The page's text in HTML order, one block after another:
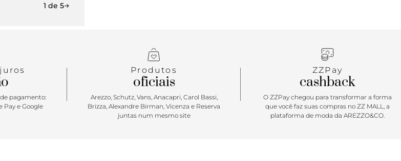
1 de 5
pagamento:
Pay e Google
Produtos
oficiais
Arezzo, Schutz, Vans, Anacapri, Carol Bassi,
Brizza, Alexandre Birman, Vicenza e Reserva
juntas num mesmo site
ZZPay
cashback
O ZZPay chegou para transformar a forma
que você faz suas compras no ZZ MALL, a
plataforma de moda da AREZZO&CO.